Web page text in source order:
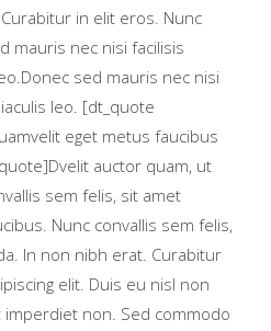
in elit eros. Nunc
mauris nec nisi facilisis
sed mauris nec nisi
leo. [dt_quote
eget metus faucibus
auctor quam, ut
sem felis, sit amet
Nunc convallis sem felis,
In non nibh erat. Curabitur
elit. Duis eu nisl non
non. Sed commodo